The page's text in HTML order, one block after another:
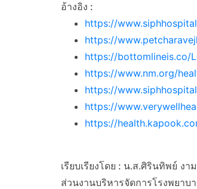
​อ้างอิง :
https://
https://
https://bottomlineis.co/
https://www.nm.org/
https://
https://
https://
เรียบเรียงโดย : น.ส.ศิรินทิพย์ งา
ส่วนงานบริหารจัดการโรงพยา